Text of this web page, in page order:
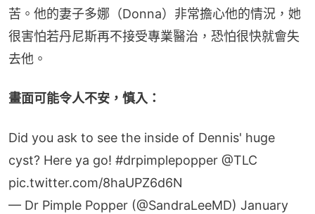
苦。他的妻子多娜（Donna）非常擔心他的情況，她
很害怕若丹尼斯再不接受專業醫治，恐怕很快就會失
去他。
畫面可能令人不安，慎入：
Did you ask to see the inside of Dennis' huge
cyst? Here ya go! #drpimplepopper @TLC
pic.twitter.com/8haUPZ6d6N
— Dr Pimple Popper (@SandraLeeMD) January